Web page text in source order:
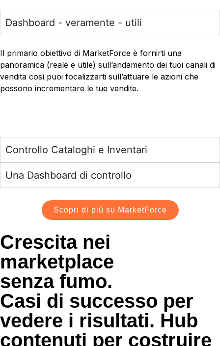
Dashboard - veramente - utili
Il primario obiettivo di MarketForce è fornirti una
panoramica (reale e utile) sull’andamento dei tuoi canali di
vendita così puoi focalizzarti sull’attuare le azioni che
possono incrementare le tue vendite.
Controllo Cataloghi e Inventari
Una Dashboard di controllo
Scopri di più su MarketForce
Crescita nei
marketplace
senza fumo.
Casi di successo per
vedere i risultati. Hub
contenuti per costruire